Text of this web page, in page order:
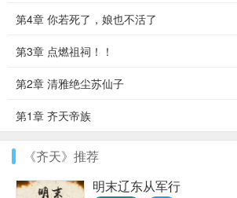
第4章 你若死了，娘也不活了
第3章 点燃祖祠！！
第2章 清雅绝尘苏仙子
第1章 齐天帝族
《齐天》推荐
明末辽东从军行